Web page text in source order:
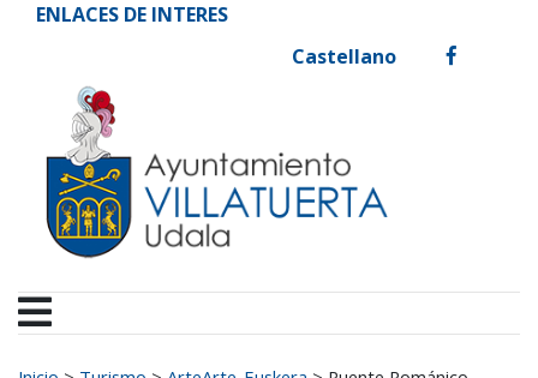
Ir al contenido
Ayuntamiento de
ENLACES DE INTERES
Castellano
facebook
Buscar: